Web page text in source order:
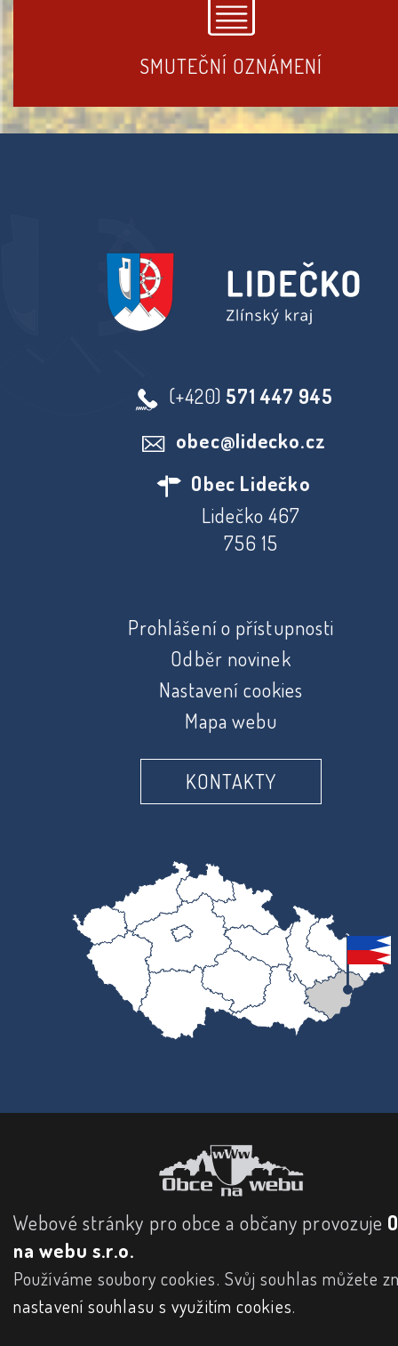
SMUTEČNÍ OZNÁMENÍ
(+420) 571 447 945
obec@lidecko.cz
Obec Lidečko
Lidečko 467
756 15
Prohlášení o přístupnosti
Odběr novinek
Nastavení cookies
Mapa webu
KONTAKTY
Webové stránky pro obce a občany provozuje
na webu s.r.o.
Používáme soubory cookies. Svůj souhlas můžete
nastavení souhlasu s využitím cookies.